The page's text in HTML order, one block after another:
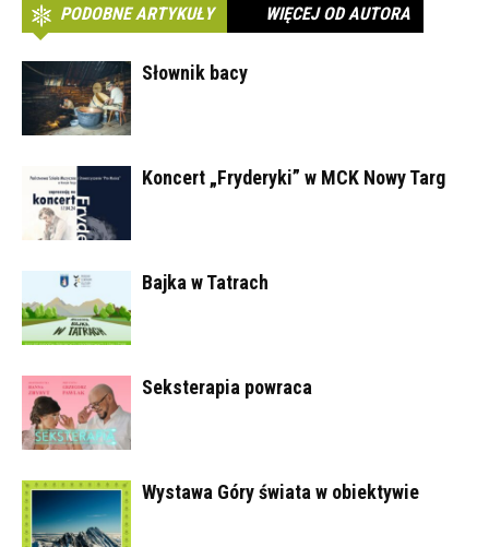
PODOBNE ARTYKUŁY WIĘCEJ OD AUTORA
Słownik bacy
Koncert „Fryderyki” w MCK Nowy Targ
Bajka w Tatrach
Seksterapia powraca
Wystawa Góry świata w obiektywie